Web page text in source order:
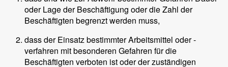
oder Lage der Beschäftigung oder die Zahl der
Beschäftigten begrenzt werden muss,
dass der Einsatz bestimmter Arbeitsmittel oder -
verfahren mit besonderen Gefahren für die
Beschäftigten verboten ist oder der zuständigen